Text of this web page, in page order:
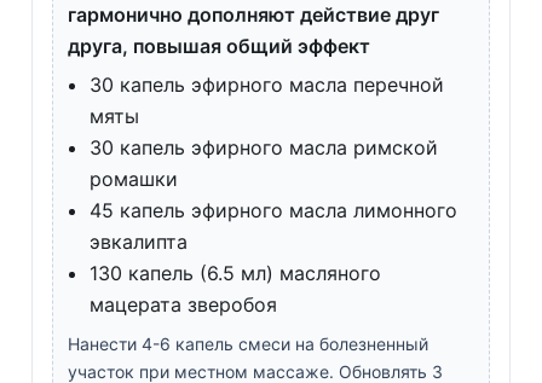
гармонично дополняют действие друг
друга, повышая общий эффект
30 капель эфирного масла перечной
мяты
30 капель эфирного масла римской
ромашки
45 капель эфирного масла лимонного
эвкалипта
130 капель (6.5 мл) масляного
мацерата зверобоя
Нанести 4-6 капель смеси на болезненный
участок при местном массаже. Обновлять 3